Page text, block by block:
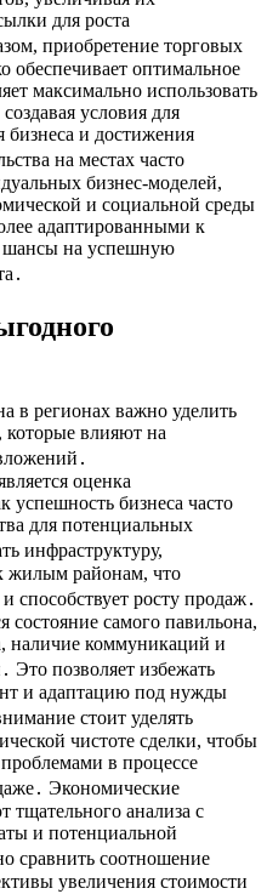
для роста
приобретение торговых
обеспечивает оптимальное
максимально использовать
условия для
бизнеса и достижения
на местах часто
бизнес-моделей,
и социальной среды
адаптированными к
шансы на успешную
в регионах важно уделить
которые влияют на
оценка
успешность бизнеса часто
для потенциальных
инфраструктуру,
жилым районам, что
способствует росту продаж․
самого павильона,
наличие коммуникаций и
Это позволяет избежать
и адаптацию под нужды
стоит уделять
чистоте сделки, чтобы
в процессе
Экономические
тщательного анализа с
и потенциальной
сравнить соотношение
увеличения стоимости